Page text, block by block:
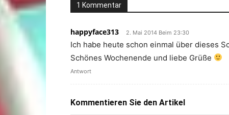
1 Kommentar
happyface313 2. Mai 2014 Beim 23:30
Ich habe heute schon einmal über dieses
Schönes Wochenende und liebe Grüße
Antwort
Kommentieren Sie den Artikel